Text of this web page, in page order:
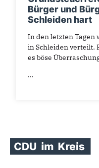
Bürger und
Schleiden hart
In den letzten Tagen
in Schleiden verteilt.
es böse
...
CDU im Kreis